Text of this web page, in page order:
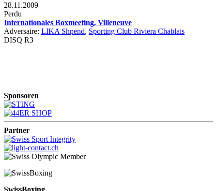
28.11.2009
Perdu
Internationales Boxmeeting, Villeneuve
Adversaire: LIKA Shpend, Sporting Club Riviera Chablais
DISQ R3
Sponsoren
Partner
SwissBoxing